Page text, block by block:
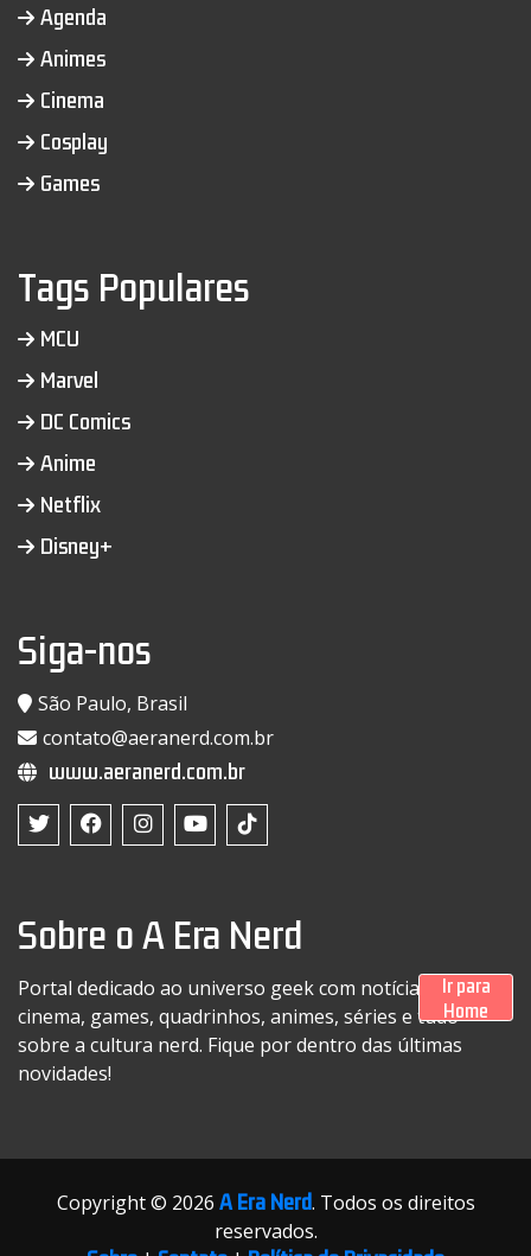
Agenda
Animes
Cinema
Cosplay
Games
Tags Populares
MCU
Marvel
DC Comics
Anime
Netflix
Disney+
Siga-nos
São Paulo, Brasil
contato@aeranerd.com.br
www.aeranerd.com.br
Sobre o A Era Nerd
Portal dedicado ao universo geek com notícias sobre
cinema, games, quadrinhos, animes, séries e tudo
sobre a cultura nerd. Fique por dentro das últimas
novidades!
Ir para
Home
Copyright © 2026 A Era Nerd. Todos os direitos
reservados.